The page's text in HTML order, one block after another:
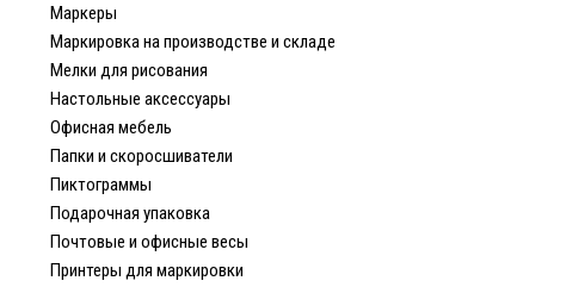
Маркеры
Маркировка на производстве и складе
Мелки для рисования
Настольные аксессуары
Офисная мебель
Папки и скоросшиватели
Пиктограммы
Подарочная упаковка
Почтовые и офисные весы
Принтеры для маркировки